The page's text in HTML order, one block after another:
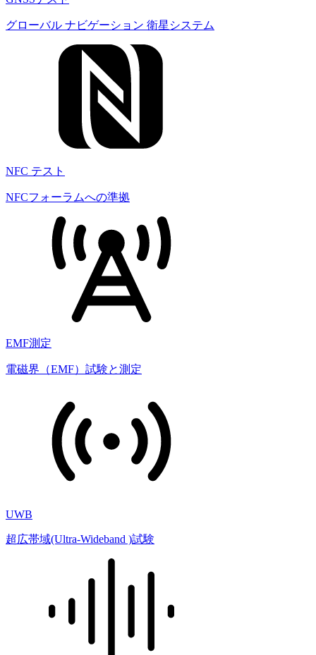
グローバル ナビゲーション 衛星システム
NFC テスト
NFCフォーラムへの準拠
EMF測定
電磁界（EMF）試験と測定
UWB
超広帯域(Ultra-Wideband )試験